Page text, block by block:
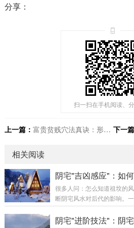
分享：
扫一扫在手机阅读、
上一篇： 富贵贫贱穴法真诀：形峦断法全解 下一
相关阅读
阴宅"吉凶感应"：如
很多人问：怎么知道祖坟的
断阴宅风水对后代的影响。
实为准判断阴宅风水好坏，
实：家族人丁兴旺后代财运